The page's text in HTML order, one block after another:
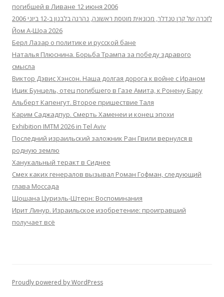
погибшей в Ливане 12 июня 2006
לזכרה של קרן טנדלר, מכונאית מוטסת ראשונה, נהרגה בלבנון ב-12 ביוני 2006
Йом А-Шоа 2026
Берл Лазар о политике и русской бане
Наталья Плюснина. Борьба Трампа за победу здравого
смысла
Виктор Дэвис Хэнсон. Наша долгая дорога к войне с Ираном
Ицик Бунцель, отец погибшего в Газе Амита, к Ронену Бару
Альберт Капенгут. Второе пришествие Таля
Карим Саджадпур. Смерть Хаменеи и конец эпохи
Exhibition IMTM 2026 in Tel Aviv
Последний израильский заложник Ран Гвили вернулся в
родную землю
Ханукальный теракт в Сиднее
Смех каких генералов вызывал Роман Гофман, следующий
глава Моссада
Шошана Цуриэль-Штерн: Воспоминания
Ирит Линур. Израильское изобретение: проигравший
получает всё
Proudly powered by WordPress